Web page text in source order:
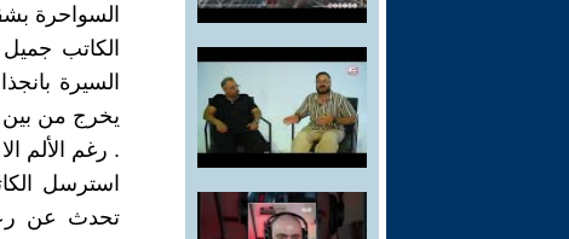
السواحرة
السيرة
يخرج من بين
. رغم الألم
تحدث عن